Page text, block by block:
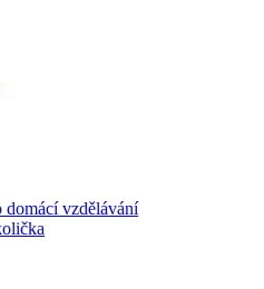
domácí vzdělávání